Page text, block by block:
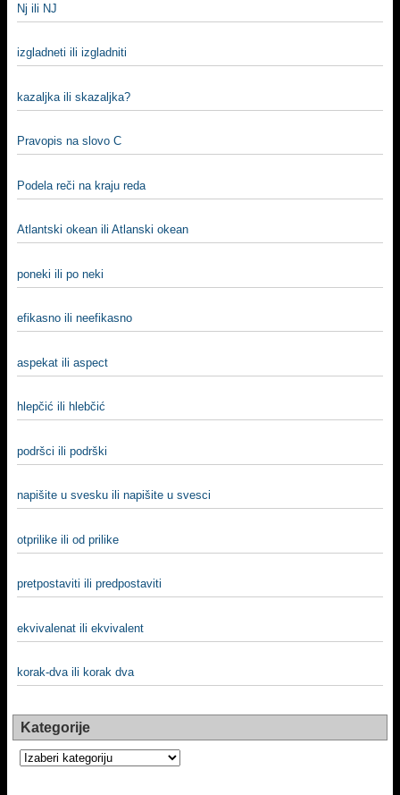
Nj ili NJ
izgladneti ili izgladniti
kazaljka ili skazaljka?
Pravopis na slovo C
Podela reči na kraju reda
Atlantski okean ili Atlanski okean
poneki ili po neki
efikasno ili neefikasno
aspekat ili aspect
hlepčić ili hlebčić
podršci ili podrški
napišite u svesku ili napišite u svesci
otprilike ili od prilike
pretpostaviti ili predpostaviti
ekvivalenat ili ekvivalent
korak-dva ili korak dva
Kategorije
Kategorije